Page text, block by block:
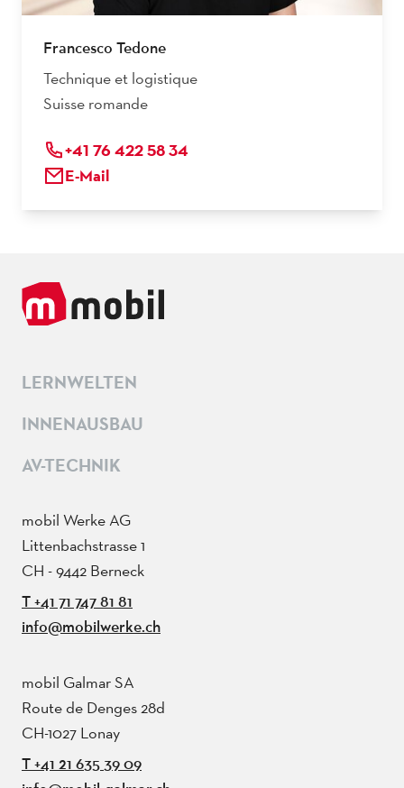
Francesco Tedone
Technique et logistique
Suisse romande
+41 76 422 58 34
E-Mail
LERNWELTEN
INNENAUSBAU
AV-TECHNIK
mobil Werke AG
Littenbachstrasse 1
CH - 9442 Berneck
T +41 71 747 81 81
info@mobilwerke.ch
mobil Galmar SA
Route de Denges 28d
CH-1027 Lonay
T +41 21 635 39 09